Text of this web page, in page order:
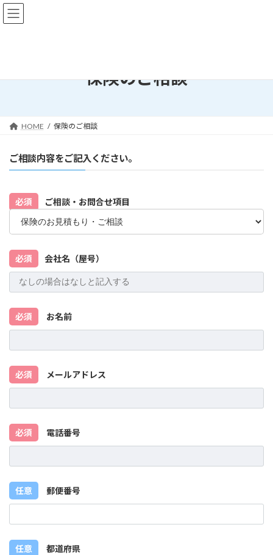
コ
ン
ス
ナ
ビ
ン
保険のご相談
HOME 保険のご相談
ご相談内容をご記入ください。
必須 ご相談・お問合せ項目
必須 会社名（屋号）
必須 お名前
必須 メールアドレス
必須 電話番号
任意 郵便番号
任意 都道府県